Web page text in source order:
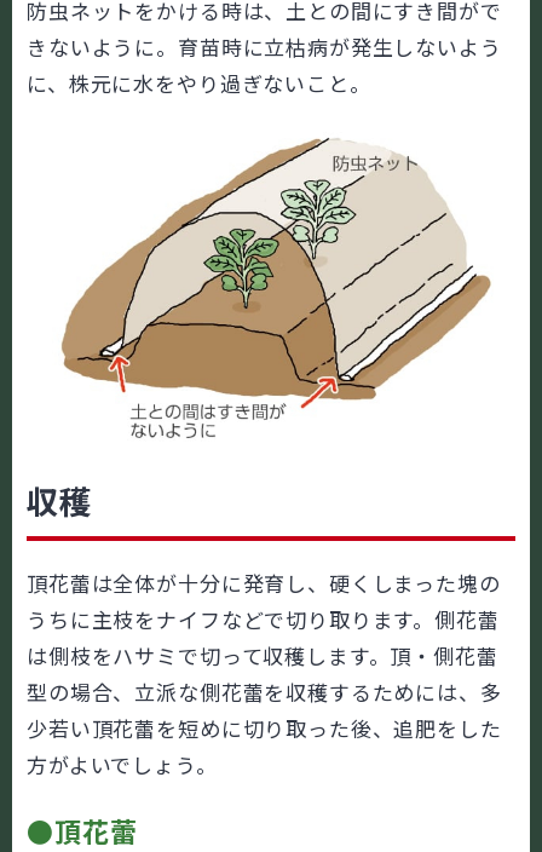
防虫ネットをかける時は、土との間にすき間がで
きないように。育苗時に立枯病が発生しないよう
に、株元に水をやり過ぎないこと。
収穫
頂花蕾は全体が十分に発育し、硬くしまった塊の
うちに主枝をナイフなどで切り取ります。側花蕾
は側枝をハサミで切って収穫します。頂・側花蕾
型の場合、立派な側花蕾を収穫するためには、多
少若い頂花蕾を短めに切り取った後、追肥をした
方がよいでしょう。
●頂花蕾